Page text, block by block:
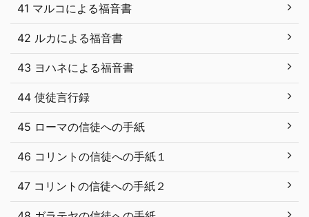
41 マルコによる福音書
42 ルカによる福音書
43 ヨハネによる福音書
44 使徒言行録
45 ローマの信徒への手紙
46 コリントの信徒への手紙１
47 コリントの信徒への手紙２